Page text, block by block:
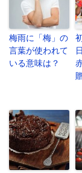
梅雨に「梅」の
言葉が使われて
いる意味は？